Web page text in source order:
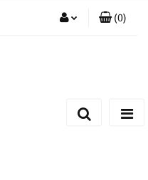
(0)